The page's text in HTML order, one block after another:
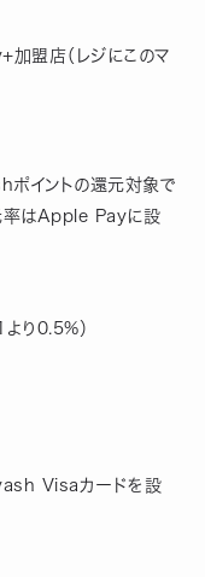
加盟店（レジにこのマ
イントの還元対象で
率はApple Payに設
り0.5%）
Visaカードを設